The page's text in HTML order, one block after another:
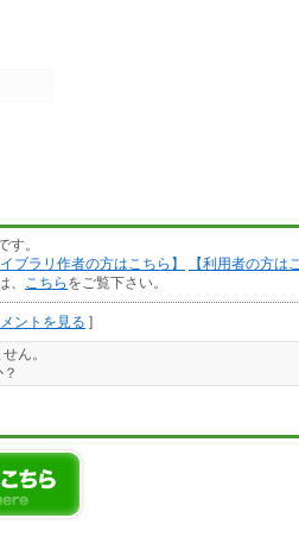
す。
イブラリ作者の方はこちら】
【利用者の方は
、
こちら をご覧下さい。
ントを見る ]
ん。